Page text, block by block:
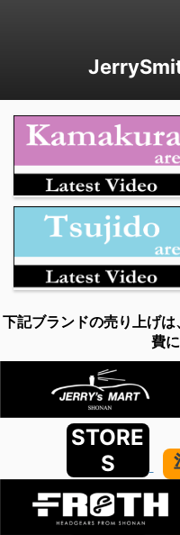
下記ブランドの売り上げ
費
STORE
S